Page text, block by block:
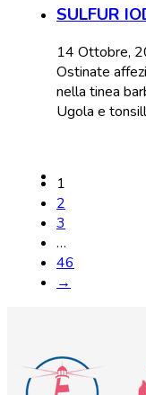
SULFUR
14 Ottobre,
Ostinate
nella tinea
Ugola e
1
2
3
…
46
→